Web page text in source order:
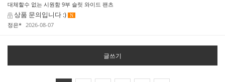
대체할수 없는 시원함 9부 슬릿 와이드 팬츠
상품 문의입니다 :) N
정은* 2026-08-07
글쓰기